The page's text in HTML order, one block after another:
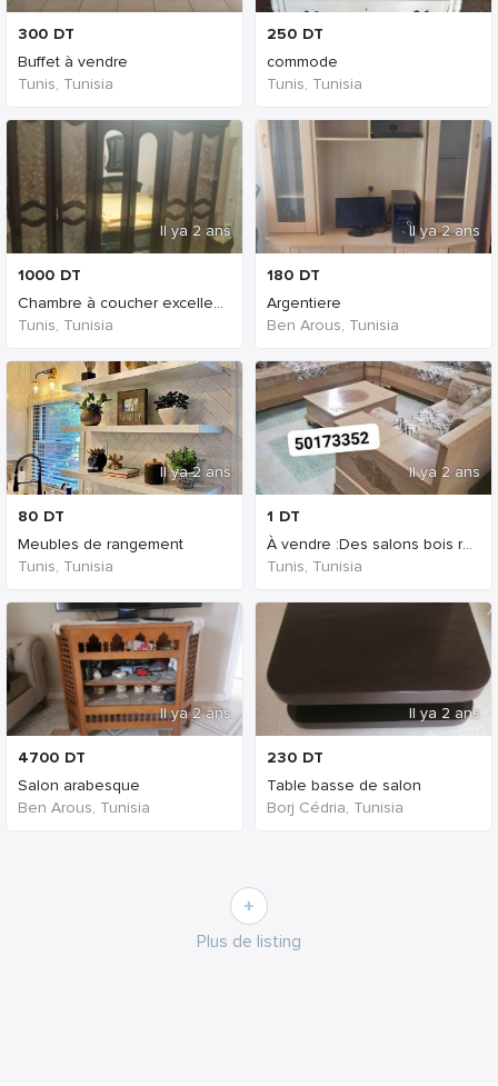
300 DT
Buffet à vendre
Tunis, Tunisia
Il ya 2 ans
1000 DT
Chambre à coucher excellent état
Tunis, Tunisia
Il ya 2 ans
80 DT
Meubles de rangement
Tunis, Tunisia
Il ya 2 ans
4700 DT
Salon arabesque
Ben Arous, Tunisia
250 DT
commode
Tunis, Tunisia
Il ya 2 ans
180 DT
Argentiere
Ben Arous, Tunisia
Il ya 2 ans
1 DT
À vendre :Des salons bois rouge
Tunis, Tunisia
Il ya 2 ans
230 DT
Table basse de salon
Borj Cédria, Tunisia
Plus de listing